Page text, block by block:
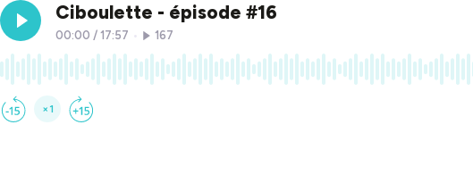
Ciboulette - épisode #16
00:00 /17:57 167
×1